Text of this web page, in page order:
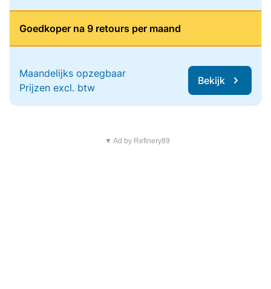
Goedkoper na 9 retours per maand
Maandelijks opzegbaar
Prijzen excl. btw
Bekijk
▼ Ad by Refinery89